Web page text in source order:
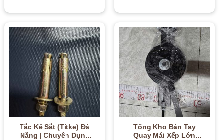
Tắc Kê Sắt (Titke) Đà
Nẵng | Chuyên Dụng
Tổng Kho Bán Tay
Quay Mái Xếp Lớn